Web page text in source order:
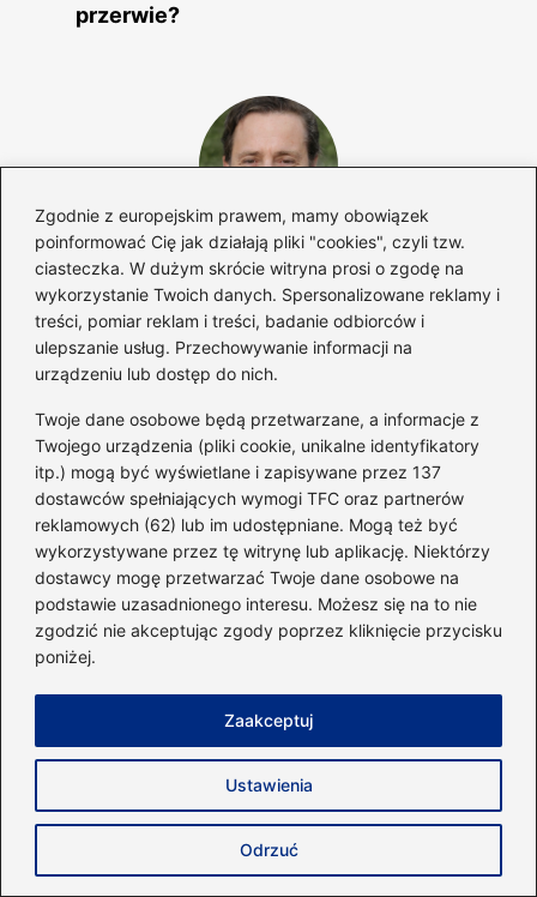
Zgodnie z europejskim prawem, mamy obowiązek
poinformować Cię jak działają pliki "cookies", czyli tzw.
ciasteczka. W dużym skrócie witryna prosi o zgodę na
wykorzystanie Twoich danych. Spersonalizowane reklamy i
treści, pomiar reklam i treści, badanie odbiorców i
ulepszanie usług. Przechowywanie informacji na
urządzeniu lub dostęp do nich.
Twoje dane osobowe będą przetwarzane, a informacje z
Twojego urządzenia (pliki cookie, unikalne identyfikatory
itp.) mogą być wyświetlane i zapisywane przez 137
dostawców spełniających wymogi TFC oraz partnerów
reklamowych (62) lub im udostępniane. Mogą też być
wykorzystywane przez tę witrynę lub aplikację. Niektórzy
dostawcy mogę przetwarzać Twoje dane osobowe na
podstawie uzasadnionego interesu. Możesz się na to nie
zgodzić nie akceptując zgody poprzez kliknięcie przycisku
poniżej.
Ustawienia
Odrzuć
Zaakceptuj
przerwie?
Eugeniusz Borowiak
Autor bloga 40minut.pl to pasjonat sportu, zdrowego stylu
życia i świadomego podejścia do codziennej aktywności.
Od lat zgłębia tematykę treningu siłowego, budowania
sylwetki oraz efektywnych metod poprawy kondycji.
nowoczesnymi formami aktywności, które pozwalają
osiągać więcej w krótszym czasie.
Na blogu dzieli się praktyczną wiedzą o diecie, liczeniu
kalorii oraz komponowaniu posiłków wspierających cele
treningowe – od redukcji, przez recomposition, aż po masę.
Testuje i recenzuje również suplementy, zwracając uwagę
na ich realne działanie, skład oraz bezpieczeństwo
stosowania.
→
wartość?
Dodaj komentarz